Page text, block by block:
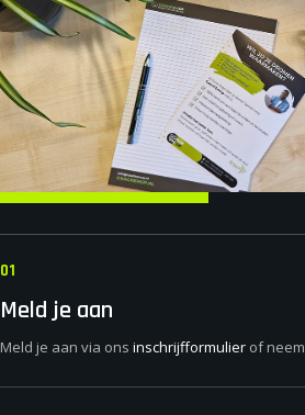
01
Meld je aan
Meld je aan via ons inschrijfformulier of neem